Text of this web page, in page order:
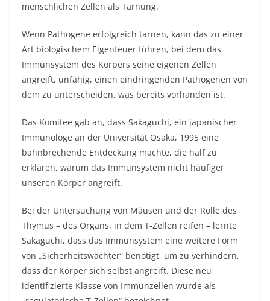
menschlichen Zellen als Tarnung.
Wenn Pathogene erfolgreich tarnen, kann das zu einer
Art biologischem Eigenfeuer führen, bei dem das
Immunsystem des Körpers seine eigenen Zellen
angreift, unfähig, einen eindringenden Pathogenen von
dem zu unterscheiden, was bereits vorhanden ist.
Das Komitee gab an, dass Sakaguchi, ein japanischer
Immunologe an der Universität Osaka, 1995 eine
bahnbrechende Entdeckung machte, die half zu
erklären, warum das Immunsystem nicht häufiger
unseren Körper angreift.
Bei der Untersuchung von Mäusen und der Rolle des
Thymus – des Organs, in dem T-Zellen reifen – lernte
Sakaguchi, dass das Immunsystem eine weitere Form
von „Sicherheitswächter“ benötigt, um zu verhindern,
dass der Körper sich selbst angreift. Diese neu
identifizierte Klasse von Immunzellen wurde als